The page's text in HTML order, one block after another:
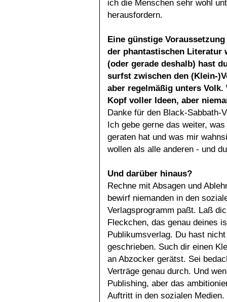
ich die Menschen sehr wohl
herausfordern.
Eine günstige
der phantastischen Literatur
(oder gerade deshalb) hast
surfst zwischen den (Klein-
aber regelmäßig unters
Kopf voller Ideen, aber
Danke für den Black-Sabbath-
Ich gebe gerne das weiter,
geraten hat und was mir
wollen als alle anderen - und
Und darüber hinaus?
Rechne mit Absagen und
bewirf niemanden in den
Verlagsprogramm paßt. Laß
Fleckchen, das genau deines
Publikumsverlag. Du hast
geschrieben. Such dir einen
an Abzocker gerätst. Sei
Verträge genau durch. Und
Publishing, aber das
Auftritt in den sozialen Medien.